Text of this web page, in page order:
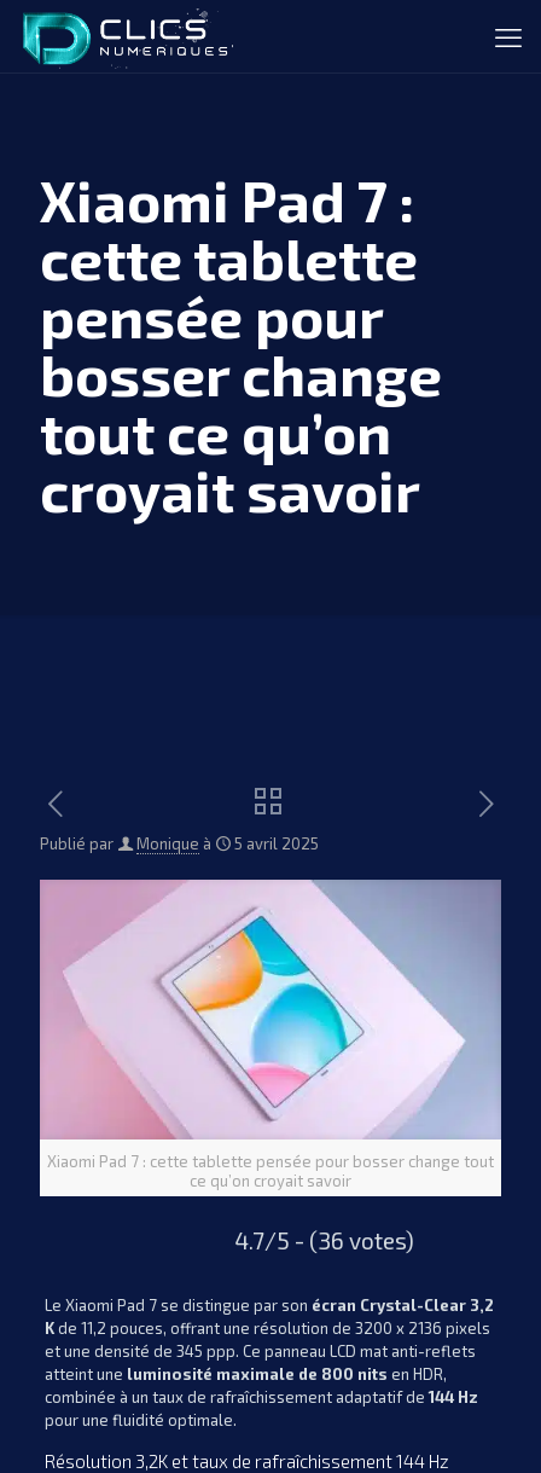
Xiaomi Pad 7 :
cette tablette
pensée pour
bosser change
tout ce qu’on
croyait savoir
Publié par Monique à 5 avril 2025
Xiaomi Pad 7 : cette tablette pensée pour bosser change tout
ce qu’on croyait savoir
4.7/5 - (36 votes)
Le Xiaomi Pad 7 se distingue par son écran Crystal-Clear 3,2
Kde 11,2 pouces, offrant une résolution de 3200 x 2136 pixels
et une densité de 345 ppp. Ce panneau LCD mat anti-reflets
atteint une luminosité maximale de 800 nits en HDR,
combinée à un taux de rafraîchissement adaptatif de144 Hz
pour une fluidité optimale.
Résolution 3,2K et taux de rafraîchissement 144 Hz